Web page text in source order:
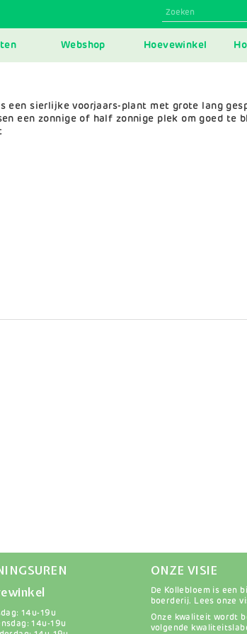
Webshop Hoevewinkel
een sierlijke voorjaars-plant met grote lang
een zonnige of half zonnige plek om goed te
14u-19u
14u-19u
ONZE VISIE
De Kollebloem is een
boerderij. Lees onze
Onze kwaliteit wordt
volgende